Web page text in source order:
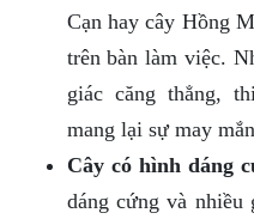
Cạn hay cây Hồng
trên bàn làm việc.
giác căng thẳng,
mang lại sự may
Cây có hình dáng
dáng cứng và nhiều